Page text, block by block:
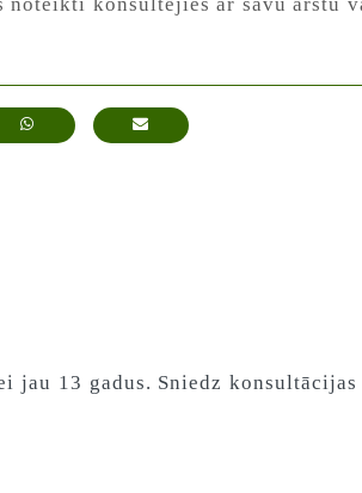
noteikti konsultējies ar savu ārstu
jau 13 gadus. Sniedz